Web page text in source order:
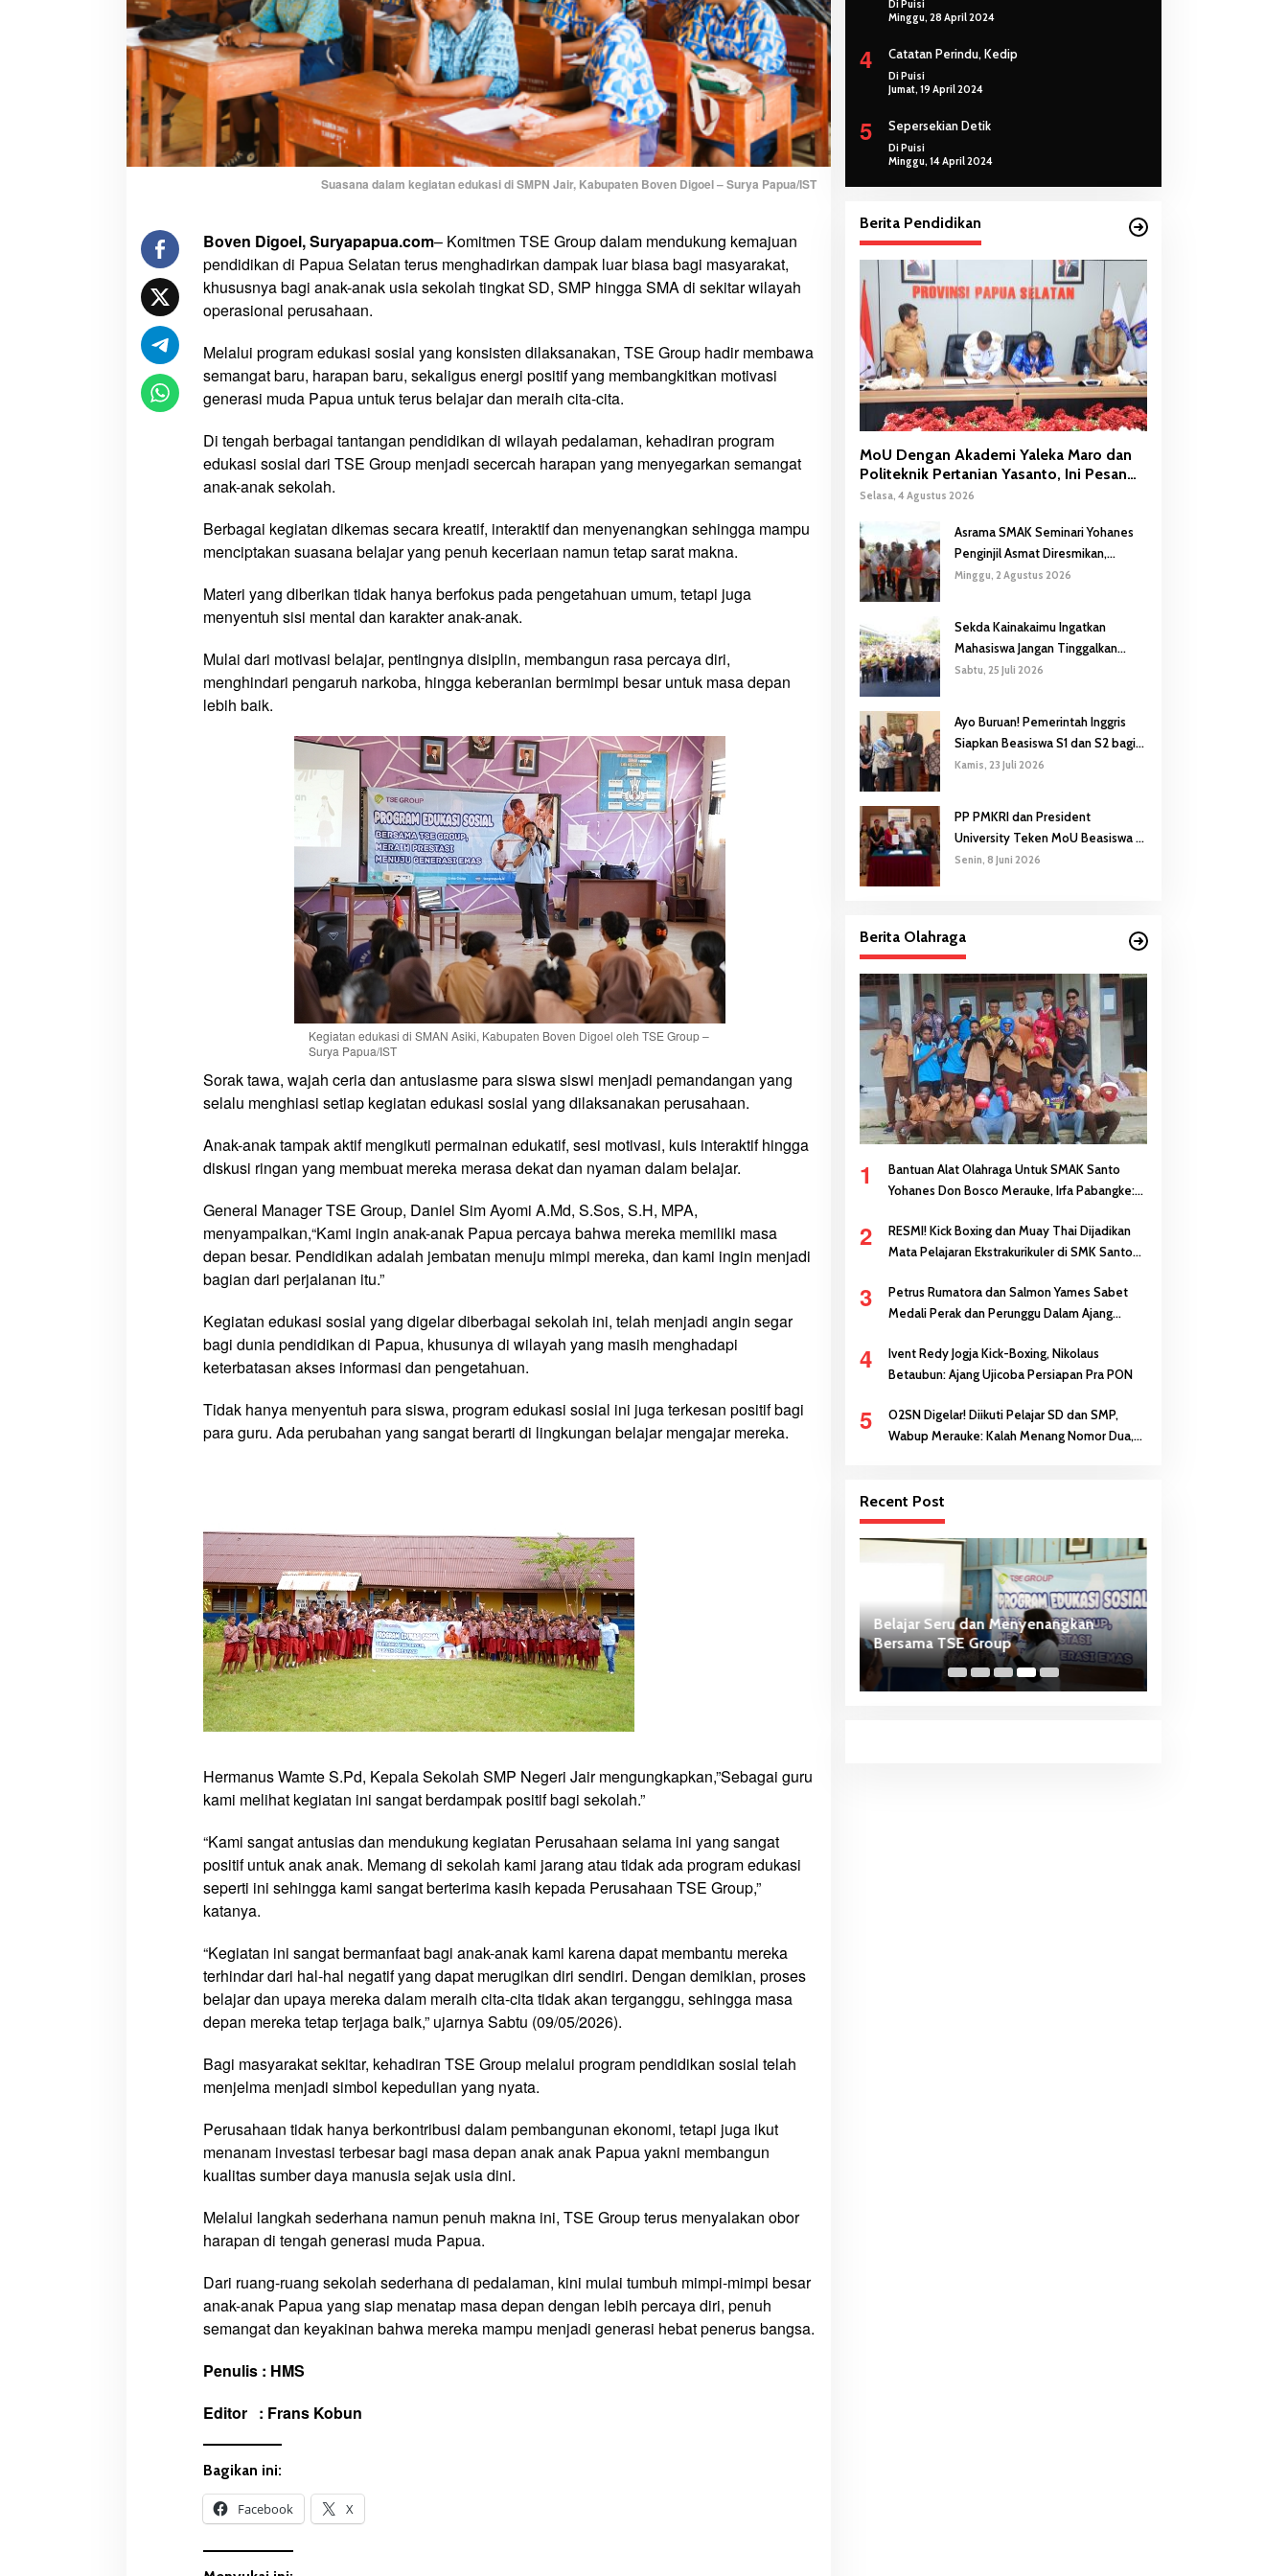
a
t
G
e
n
e
r
a
u
d
a
P
p
u
a
E
d
u
k
s
i
o
s
a
l
i
d
k
a
A
n
a
k
A
n
a
P
e
m
a
n
Suasana dalam kegiatan edukasi di SMPN Jair, Kabupaten Boven Digoel – Surya Papua/IST
Boven Digoel, Suryapapua.com– Komitmen TSE Group dalam mendukung kemajuan
pendidikan di Papua Selatan terus menghadirkan dampak luar biasa bagi masyarakat,
khususnya bagi anak-anak usia sekolah tingkat SD, SMP hingga SMA di sekitar wilayah
operasional perusahaan.
Melalui program edukasi sosial yang konsisten dilaksanakan, TSE Group hadir membawa
semangat baru, harapan baru, sekaligus energi positif yang membangkitkan motivasi
generasi muda Papua untuk terus belajar dan meraih cita-cita.
Di tengah berbagai tantangan pendidikan di wilayah pedalaman, kehadiran program
edukasi sosial dari TSE Group menjadi secercah harapan yang menyegarkan semangat
anak-anak sekolah.
Berbagai kegiatan dikemas secara kreatif, interaktif dan menyenangkan sehingga mampu
menciptakan suasana belajar yang penuh keceriaan namun tetap sarat makna.
Materi yang diberikan tidak hanya berfokus pada pengetahuan umum, tetapi juga
menyentuh sisi mental dan karakter anak-anak.
Mulai dari motivasi belajar, pentingnya disiplin, membangun rasa percaya diri,
menghindari pengaruh narkoba, hingga keberanian bermimpi besar untuk masa depan
lebih baik.
Kegiatan edukasi di SMAN Asiki, Kabupaten Boven Digoel oleh TSE Group –
Surya Papua/IST
Sorak tawa, wajah ceria dan antusiasme para siswa siswi menjadi pemandangan yang
selalu menghiasi setiap kegiatan edukasi sosial yang dilaksanakan perusahaan.
Anak-anak tampak aktif mengikuti permainan edukatif, sesi motivasi, kuis interaktif hingga
diskusi ringan yang membuat mereka merasa dekat dan nyaman dalam belajar.
General Manager TSE Group, Daniel Sim Ayomi A.Md, S.Sos, S.H, MPA,
menyampaikan,“Kami ingin anak-anak Papua percaya bahwa mereka memiliki masa
depan besar. Pendidikan adalah jembatan menuju mimpi mereka, dan kami ingin menjadi
bagian dari perjalanan itu.”
Kegiatan edukasi sosial yang digelar diberbagai sekolah ini, telah menjadi angin segar
bagi dunia pendidikan di Papua, khusunya di wilayah yang masih menghadapi
keterbatasan akses informasi dan pengetahuan.
Tidak hanya menyentuh para siswa, program edukasi sosial ini juga terkesan positif bagi
para guru. Ada perubahan yang sangat berarti di lingkungan belajar mengajar mereka.
Hermanus Wamte S.Pd, Kepala Sekolah SMP Negeri Jair mengungkapkan,”Sebagai guru
kami melihat kegiatan ini sangat berdampak positif bagi sekolah.”
“Kami sangat antusias dan mendukung kegiatan Perusahaan selama ini yang sangat
positif untuk anak anak. Memang di sekolah kami jarang atau tidak ada program edukasi
seperti ini sehingga kami sangat berterima kasih kepada Perusahaan TSE Group,”
katanya.
“Kegiatan ini sangat bermanfaat bagi anak-anak kami karena dapat membantu mereka
terhindar dari hal-hal negatif yang dapat merugikan diri sendiri. Dengan demikian, proses
belajar dan upaya mereka dalam meraih cita-cita tidak akan terganggu, sehingga masa
depan mereka tetap terjaga baik,” ujarnya Sabtu (09/05/2026).
Bagi masyarakat sekitar, kehadiran TSE Group melalui program pendidikan sosial telah
menjelma menjadi simbol kepedulian yang nyata.
Perusahaan tidak hanya berkontribusi dalam pembangunan ekonomi, tetapi juga ikut
menanam investasi terbesar bagi masa depan anak anak Papua yakni membangun
kualitas sumber daya manusia sejak usia dini.
Melalui langkah sederhana namun penuh makna ini, TSE Group terus menyalakan obor
harapan di tengah generasi muda Papua.
Dari ruang-ruang sekolah sederhana di pedalaman, kini mulai tumbuh mimpi-mimpi besar
anak-anak Papua yang siap menatap masa depan dengan lebih percaya diri, penuh
semangat dan keyakinan bahwa mereka mampu menjadi generasi hebat penerus bangsa.
Penulis : HMS
Editor : Frans Kobun
Bagikan ini:
Facebook X
Di Puisi
Minggu, 28 April 2024
4 Catatan Perindu, Kedip
Di Puisi
Jumat, 19 April 2024
5 Sepersekian Detik
Di Puisi
Minggu, 14 April 2024
Berita Pendidikan
MoU Dengan Akademi Yaleka Maro dan
Politeknik Pertanian Yasanto, Ini Pesan
Gubernur Safanpo
Selasa, 4 Agustus 2026
Asrama SMAK Seminari Yohanes
Penginjil Asmat Diresmikan,
Gubernur Safanpo: Pentingnya
Minggu, 2 Agustus 2026
Sekda Kainakaimu Ingatkan
Mahasiswa Jangan Tinggalkan
‘Noda-Madu’ di Lokasi KKN
Sabtu, 25 Juli 2026
Ayo Buruan! Pemerintah Inggris
Siapkan Beasiswa S1 dan S2 bagi
Putra/Putri Papua Selatan
Kamis, 23 Juli 2026
PP PMKRI dan President
University Teken MoU Beasiswa S1
hingga S3
Senin, 8 Juni 2026
Berita Olahraga
1
Bantuan Alat Olahraga Untuk SMAK Santo
Yohanes Don Bosco Merauke, Irfa Pabangke:
2
RESMI! Kick Boxing dan Muay Thai Dijadikan
Mata Pelajaran Ekstrakurikuler di SMK Santo
3
Petrus Rumatora dan Salmon Yames Sabet
Medali Perak dan Perunggu Dalam Ajang
4
Ivent Redy Jogja Kick-Boxing, Nikolaus
Betaubun: Ajang Ujicoba Persiapan Pra PON
5
O2SN Digelar! Diikuti Pelajar SD dan SMP,
Wabup Merauke: Kalah Menang Nomor Dua,
Recent Post
Drum Band SMP YPPK Yohanes XXIII
Merauke Memukau dan Menyita
Perhatian Berbagai Kalangan
Masyarakat Tumpah Ruah ke Jalan
Nonton Karnaval, Bupati Bladib
Gebze: Jangan Lupakan Identitas
Wana Sanjaya, ABK yang Jatuh dari
Kapal Ditemukan Dalam Kondisi
Meninggal Dunia
Belajar Seru dan Menyenangkan
Bersama TSE Group